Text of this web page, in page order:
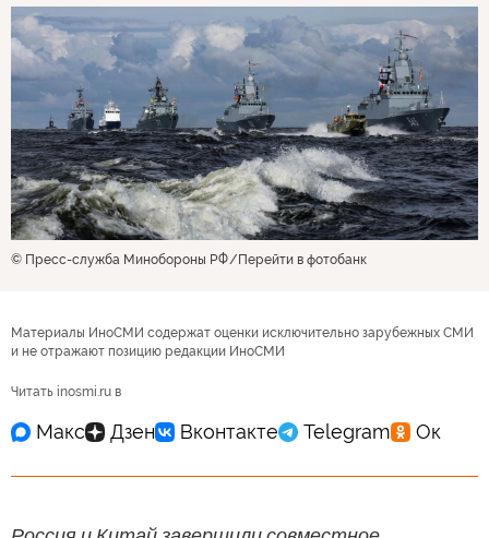
© Пресс-служба Минобороны РФ Перейти в фотобанк
Материалы ИноСМИ содержат оценки исключительно зарубежных СМИ
и не отражают позицию редакции ИноСМИ
Читать inosmi.ru в